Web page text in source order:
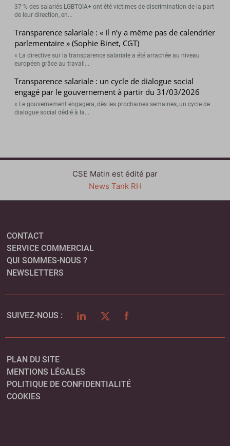
37 % des salariés LGBTQIA+ ont été victimes de discrimination de la part
de leur direction, en...
Transparence salariale : « Il n’y a même pas de calendrier
parlementaire » (Sophie Binet, CGT)
« La directive sur la transparence salariale a été arrachée au niveau
européen grâce au travail...
Transparence salariale : un cycle de dialogue social
engagé par le gouvernement à partir du 31/03/2026
« Le gouvernement engagera, dès les prochaines semaines, un cycle de
dialogue social dédié à la...
CSE Matin est édité par
News Tank RH
CONTACT
SERVICE COMMERCIAL
QUI SOMMES-NOUS ?
NEWSLETTERS
SUIVEZ-NOUS : LINKEDINTWITTERFACEBOOK
PLAN DU SITE
MENTIONS LÉGALES
POLITIQUE DE CONFIDENTIALITÉ
COOKIES